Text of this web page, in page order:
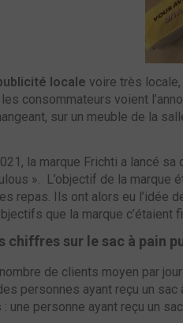
locale voire très
consommateurs voient
sur un meuble de la
la marque Frichti a lancé
». L’objectif de la marque
repas. Ils ont alors eu l’idée
que la marque c’étaient
chiffres sur le sac à pain
de clients moyen par
personnes ayant reçu un
: une personne ayant reçu un